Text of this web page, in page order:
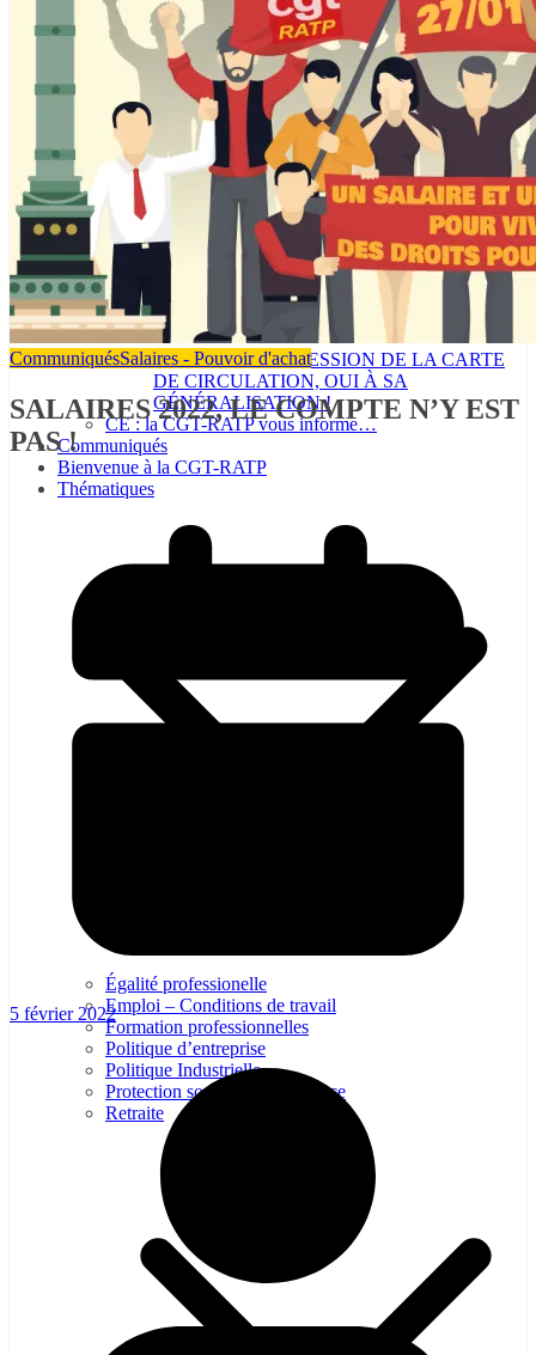
NON A LA SUPPRESSION DE LA CARTE
DE CIRCULATION, OUI À SA
GÉNÉRALISATION !
CE : la CGT-RATP vous informe…
Communiqués
Bienvenue à la CGT-RATP
Thématiques
Égalité professionelle
Emploi – Conditions de travail
Formation professionnelles
Politique d’entreprise
Politique Industrielle
Protection sociale – Prévoyance
Retraite
CommuniquésSalaires - Pouvoir d'achat
SALAIRES 2022, LE COMPTE N’Y EST
PAS !
5 février 2022